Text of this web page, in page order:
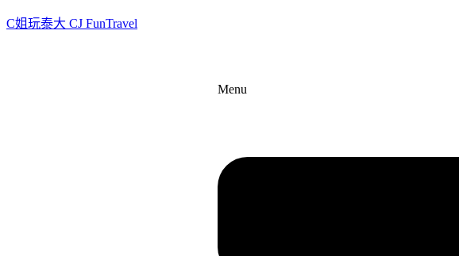
C姐玩泰大 CJ FunTravel
Menu